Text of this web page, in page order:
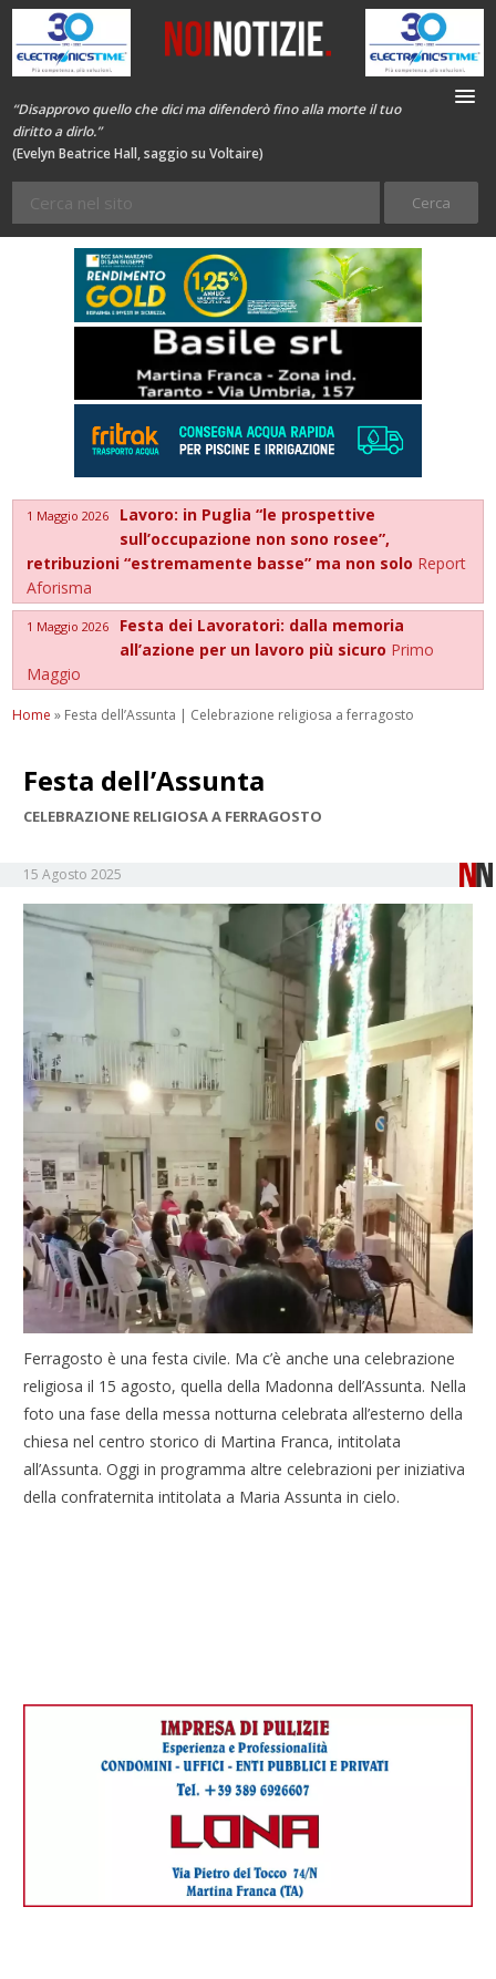
“Disapprovo quello che dici ma difenderò fino alla morte il tuo
diritto a dirlo.”
(Evelyn Beatrice Hall, saggio su Voltaire)
1 Maggio 2026
Lavoro: in Puglia “le prospettive
sull’occupazione non sono rosee”,
retribuzioni “estremamente basse” ma non solo Report
Aforisma
1 Maggio 2026
Festa dei Lavoratori: dalla memoria
all’azione per un lavoro più sicuro Primo
Maggio
Home » Festa dell’Assunta | Celebrazione religiosa a ferragosto
Festa dell’Assunta
CELEBRAZIONE RELIGIOSA A FERRAGOSTO
15 Agosto 2025
Ferragosto è una festa civile. Ma c’è anche una celebrazione
religiosa il 15 agosto, quella della Madonna dell’Assunta. Nella
foto una fase della messa notturna celebrata all’esterno della
chiesa nel centro storico di Martina Franca, intitolata
all’Assunta. Oggi in programma altre celebrazioni per iniziativa
della confraternita intitolata a Maria Assunta in cielo.